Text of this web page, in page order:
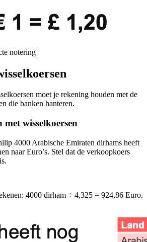
notering
moet je rekening houden met de
die banken hanteren.
met wisselkoersen
4000 Arabische Emiraten dirhams heeft
naar Euro’s. Stel dat de verkoopkoers
4000 dirham ÷ 4,325 = 924,86 Euro.